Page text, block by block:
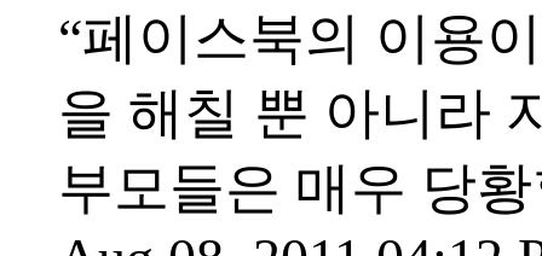
“페이스북의 이용
을 해칠 뿐 아니라
부모들은 매우 당